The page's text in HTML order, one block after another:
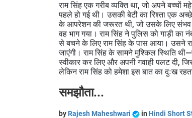
राम सिंह एक गरीब व्यक्ति था, जो अपने
पहले हो गई थी। उसकी बेटी का रिश्ता एक
के आपरेशन की जरूरत थी, जो उसके लिए संभव
वह भाग गया। राम सिंह ने पुलिस को गाड़ी
से बचने के लिए राम सिंह के पास आया। उसने
जाएंगी। राम सिंह के सामने मुश्किल स्थिति
स्वीकार कर लिए और अपनी गवाही पलट दी,
लेकिन राम सिंह को हमेशा इस बात का दुःख
समझौता...
by Rajesh Maheshwari in Hindi Short